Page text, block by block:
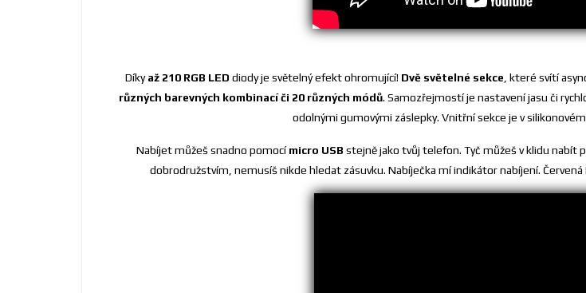
Díkyaž 210 RGB LED diody je světelný efekt ohromující! Dvě světelné sekce , které svítí
různých barevných kombinací či 20 různých módů. Samozřejmostí je nastavení jasu či
odolnými gumovými záslepky. Vnitřní sekce je v
Nabíjet můžeš snadno pomocímicro USB stejně jako tvůj telefon. Tyč můžeš v klidu nabít
dobrodružstvím, nemusíš nikde hledat zásuvku. Nabíječka mí indikátor nabíjení.